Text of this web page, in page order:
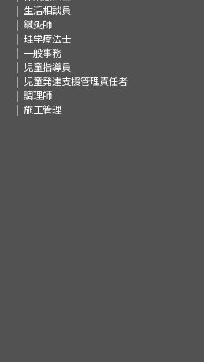
生活相談員
鍼灸師
理学療法士
一般事務
児童指導員
児童発達支援管理責任者
調理師
施工管理